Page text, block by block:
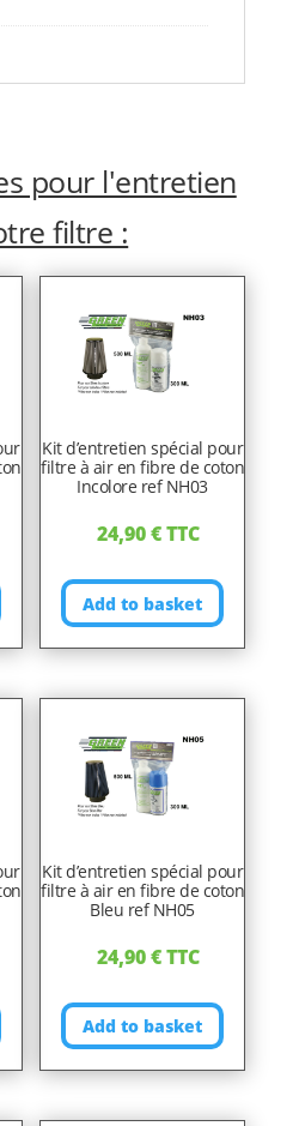
pour l'entretien
filtre :
Kit d’entretien spécial pour
filtre à air en fibre de coton
Incolore ref NH03
24,90€TTC
Add to basket
Kit d’entretien spécial pour
filtre à air en fibre de coton
Bleu ref NH05
24,90€TTC
Add to basket